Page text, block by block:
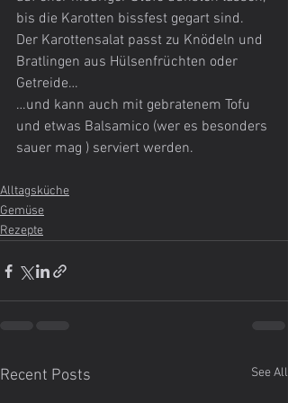
bis die Karotten bissfest gegart sind.
Der Karottensalat passt zu Knödeln und
Bratlingen aus Hülsenfrüchten oder
Getreide…
…und kann auch mit gebratenem Tofu
und etwas Balsamico (wer es besonders
sauer mag ) serviert werden.
Alltagsküche
Gemüse
Rezepte
Recent Posts See All